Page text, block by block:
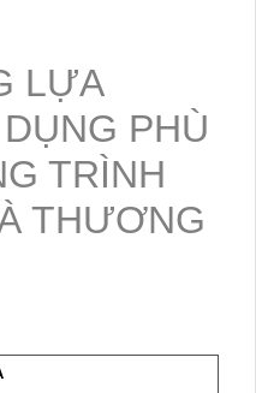
LỰA
PHÙ
TRÌNH
THƯƠNG